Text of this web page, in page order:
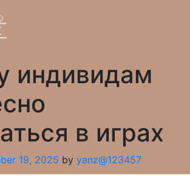
индивидам
в играх
19, 2025 by yanz@123457